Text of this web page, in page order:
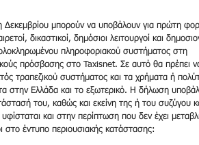
Δεκεμβρίου μπορούν να υποβάλουν για πρώτη
δικαστικοί, δημόσιοι λειτουργοί και
πληροφοριακού συστήματος στη
πρόσβασης στο Taxisnet. Σε αυτό θα πρέπει
τραπεζικού συστήματος και τα χρήματα ή
στην Ελλάδα και το εξωτερικό. Η δήλωση
του, καθώς και εκείνη της ή του συζύγου
και στην περίπτωση που δεν έχει
έντυπο περιουσιακής κατάστασης: